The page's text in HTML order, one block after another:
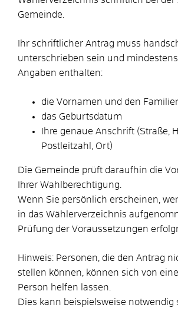
Gemeinde.
Ihr schriftlicher Antrag muss
unterschrieben sein und
Angaben enthalten:
die Vornamen und den
das Geburtsdatum
Ihre genaue Anschrift (Straße,
Postleitzahl, Ort)
Die Gemeinde prüft daraufhin die
Ihrer Wahlberechtigung.
Wenn Sie persönlich erscheinen,
in das Wählerverzeichnis
Prüfung der Voraussetzungen
Hinweis: Personen, die den Antrag
stellen können, können sich von
Person helfen lassen.
Dies kann beispielsweise notwendig